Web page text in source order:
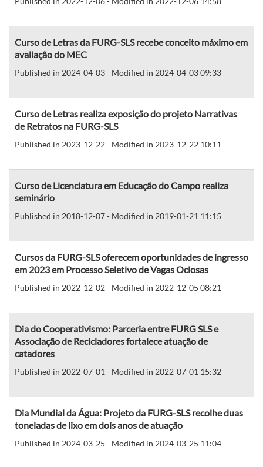
Curso de Letras da FURG-SLS recebe conceito máximo em
avaliação do MEC
Published in 2024-04-03 - Modified in 2024-04-03 09:33
Curso de Letras realiza exposição do projeto Narrativas
de Retratos na FURG-SLS
Published in 2023-12-22 - Modified in 2023-12-22 10:11
Curso de Licenciatura em Educação do Campo realiza
seminário
Published in 2018-12-07 - Modified in 2019-01-21 11:15
Cursos da FURG-SLS oferecem oportunidades de ingresso
em 2023 em Processo Seletivo de Vagas Ociosas
Published in 2022-12-02 - Modified in 2022-12-05 08:21
Dia do Cooperativismo: Parceria entre FURG SLS e
Associação de Recicladores fortalece atuação de
catadores
Published in 2022-07-01 - Modified in 2022-07-01 15:32
Dia Mundial da Água: Projeto da FURG-SLS recolhe duas
toneladas de lixo em dois anos de atuação
Published in 2024-03-25 - Modified in 2024-03-25 11:04